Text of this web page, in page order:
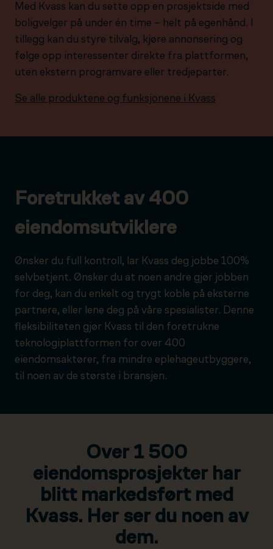
Med Kvass kan du sette opp en prosjektside med
boligvelger på under én time – helt på egenhånd. I
tillegg kan du styre tilvalg, kjøre annonsering og
følge opp interessenter direkte fra plattformen,
uten ekstern programvare eller tredjeparter.
Se alle produktene og funksjonene i Kvass
Foretrukket av 400
eiendomsutviklere
Ønsker du full kontroll, lar Kvass deg jobbe 100%
selvbetjent. Ønsker du at noen andre gjør jobben
for deg, kan du enkelt og trygt koble på eksterne
partnere, eller lene deg på våre spesialister. Denne
fleksibiliteten gjør Kvass til den foretrukne
teknologiplattformen for over 400
eiendomsaktører, fra mindre eplehageutbyggere,
til noen av de største i bransjen.
Over 1 500
eiendomsprosjekter har
blitt markedsført med
Kvass. Her ser du noen av
dem.